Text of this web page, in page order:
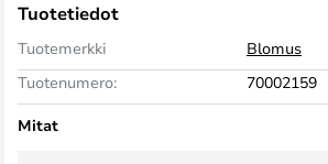
Tuotetiedot
Tuotemerkki
Blomus
Tuotenumero:
70002159
Mitat